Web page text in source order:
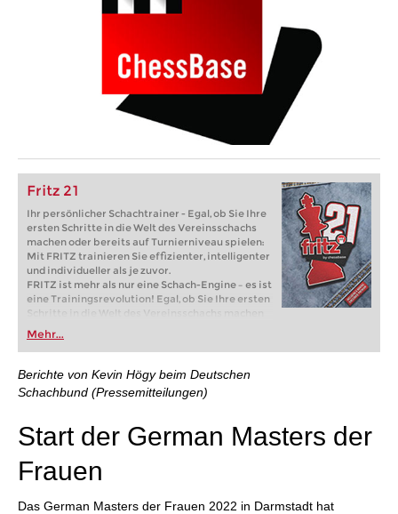
Fritz 21
Ihr persönlicher Schachtrainer - Egal, ob Sie Ihre
ersten Schritte in die Welt des Vereinsschachs
machen oder bereits auf Turnierniveau spielen:
Mit FRITZ trainieren Sie effizienter, intelligenter
und individueller als je zuvor.
FRITZ ist mehr als nur eine Schach-Engine – es ist
eine Trainingsrevolution! Egal, ob Sie Ihre ersten
Schritte in die Welt des Vereinsschachs machen
oder bereits auf Turnierniveau spielen: Mit
FRITZ trainieren Sie effizienter, intelligenter und
individueller als je zuvor.
Mehr...
Berichte von Kevin Högy beim Deutschen
Schachbund (Pressemitteilungen)
Start der German Masters der
Frauen
Das German Masters der Frauen 2022 in Darmstadt hat